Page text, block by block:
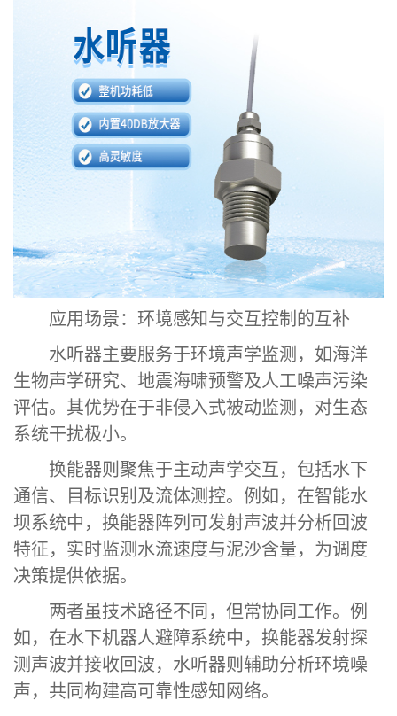
应用场景：环境感知与交互控制的互补
水听器主要服务于环境声学监测，如海洋
生物声学研究、地震海啸预警及人工噪声污染
评估。其优势在于非侵入式被动监测，对生态
系统干扰极小。
换能器则聚焦于主动声学交互，包括水下
通信、目标识别及流体测控。例如，在智能水
坝系统中，换能器阵列可发射声波并分析回波
特征，实时监测水流速度与泥沙含量，为调度
决策提供依据。
两者虽技术路径不同，但常协同工作。例
如，在水下机器人避障系统中，换能器发射探
测声波并接收回波，水听器则辅助分析环境噪
声，共同构建高可靠性感知网络。